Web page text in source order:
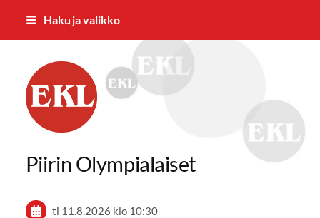
Siirry
Haku ja valikko
Forssan Eläkkeensaajat ry
Piirin Olympialaiset
ti 11.8.2026 klo 10:30